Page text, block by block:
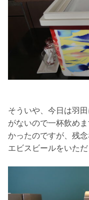
そういや、今日は羽
がないので一杯飲め
かったのですが、残
エビスビールをいただ